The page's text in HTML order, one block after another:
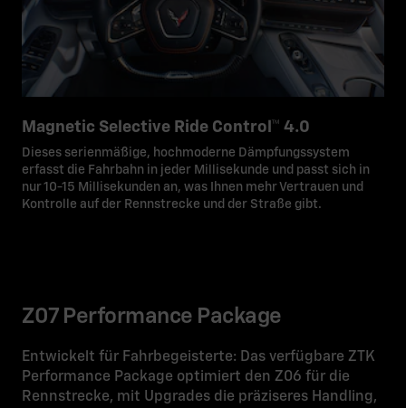
Magnetic Selective Ride Control™ 4.0
Dieses serienmäßige, hochmoderne Dämpfungssystem
erfasst die Fahrbahn in jeder Millisekunde und passt sich in
nur 10-15 Millisekunden an, was Ihnen mehr Vertrauen und
Kontrolle auf der Rennstrecke und der Straße gibt.
Z07 Performance Package
Entwickelt für Fahrbegeisterte: Das verfügbare ZTK
Performance Package optimiert den Z06 für die
Rennstrecke, mit Upgrades die präziseres Handling,